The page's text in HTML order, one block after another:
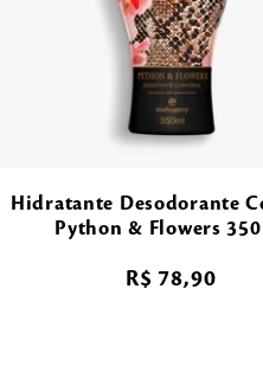
Hidratante Desodorante
Python & Flowers
R$ 78,90